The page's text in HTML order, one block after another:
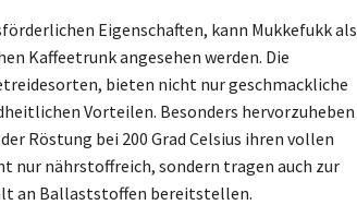
Eigenschaften, kann Mukkefukk als
Kaffeetrunk angesehen werden. Die
bieten nicht nur geschmackliche
Vorteilen. Besonders hervorzuheben
Röstung bei 200 Grad Celsius ihren vollen
nur nährstoffreich, sondern tragen auch zur
an Ballaststoffen bereitstellen.